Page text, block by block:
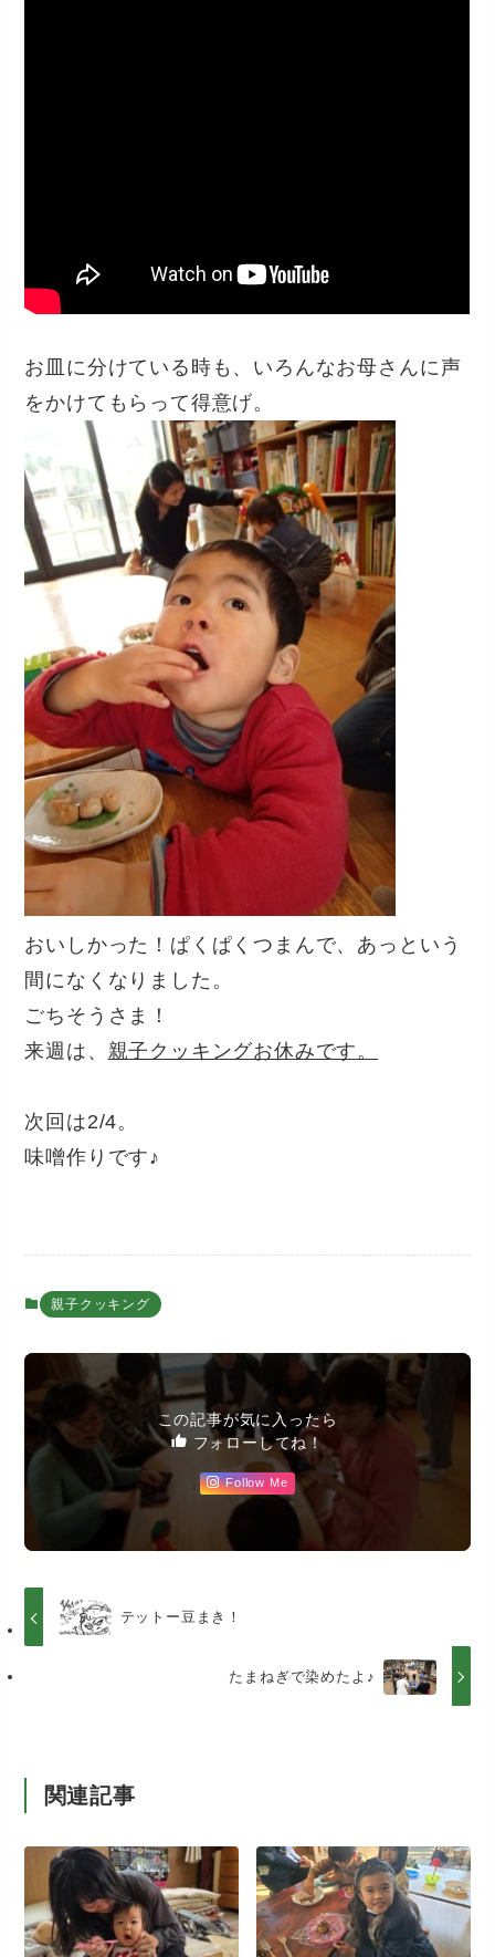
お皿に分けている時も、いろんなお母さんに声
をかけてもらって得意げ。
おいしかった！ぱくぱくつまんで、あっという
間になくなりました。
ごちそうさま！
来週は、 親子クッキングお休みです。
次回は2/4。
味噌作りです♪
親子クッキング
この記事が気に入ったら
フォローしてね！
Follow Me
テットー豆まき！
たまねぎで染めたよ♪
関連記事